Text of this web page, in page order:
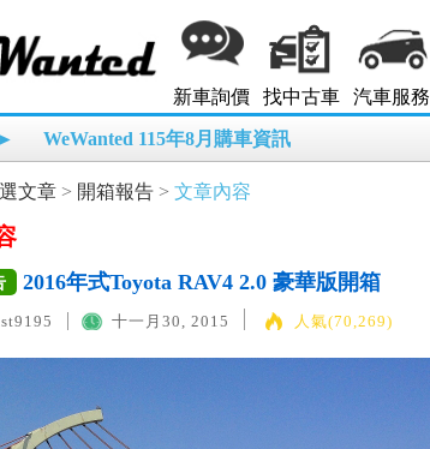
新車詢價 找中古車 汽車服務
WeWanted 115年8月購車資訊
文章 > 開箱報告 > 文章內容
2016年式Toyota RAV4 2.0 豪華版開箱
十一月30, 2015 人氣(70,269)